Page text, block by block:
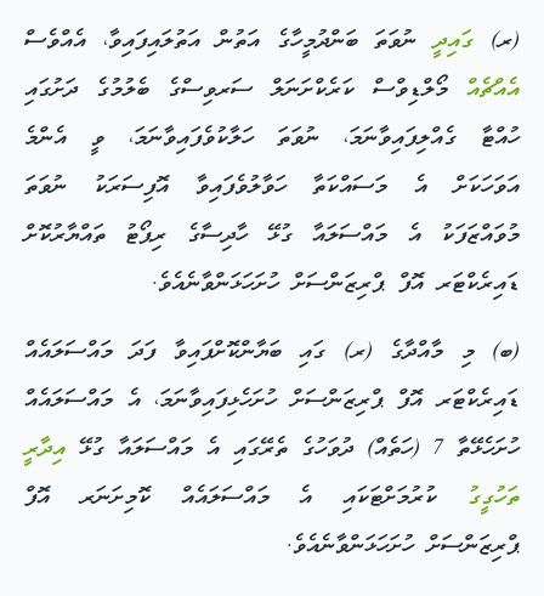
(ރ) ގައިދީނުވަތަ ބަންދުމީހާގެ އަތުން އަތުލައިފައިވާ، އެއްވެސް
އެއްޗެއް މޯލްޑިވްސް ކަރެކްށަނަލް ސަރވިސްގެ ބެލުމުގެ ދަށުގައި
ހުއްޓާ ގެއްލިފައިވާނަމަ، ނުވަތަ ހަލާކުވެފައިވާނަމަ، ވީ އެންމެ
އަވަހަކަށް އެ މަސައްކަތާ ހަވާލުވެފައިވާ އޮފިސަރަކު ނުވަތަ
މުވައްޒަފަކު އެ މައްސަލައާ ގުޅޭ ހާދިސާގެ ރިޕޯޓު ތައްޔާރުކޮށް
ޑައިރެކްޓަރ އޮފް ޕްރިޒަންސަށް ހުށަހަޅަންވާނެއެވެ.
(ބ) މި މާއްދާގެ (ރ) ގައި ބަޔާންކޮށްފައިވާ ފަދަ މައްސަލައެއް
ޑައިރެކްޓަރ އޮފް ޕްރިޒަންސަށް ހުށަހެޅިފައިވާނަމަ، އެ މައްސަލައެއް
ހުށަހެޅޭތާ 7 (ހަތެއް) ދުވަހުގެ ތެރޭގައި އެ މައްސަލައާ ގުޅޭ
އިދާރީ
ތަހުގީގު ކުރުމަށްޓަކައި އެ މައްސަލައެއް ކޮމިށަނަރ އޮފް
ޕްރިޒަންސަށް ހުށަހަޅަންވާނެއެވެ.